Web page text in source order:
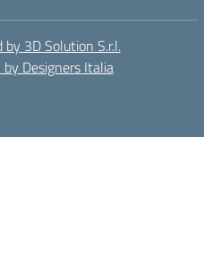
3D Solution S.r.l.
Designers Italia